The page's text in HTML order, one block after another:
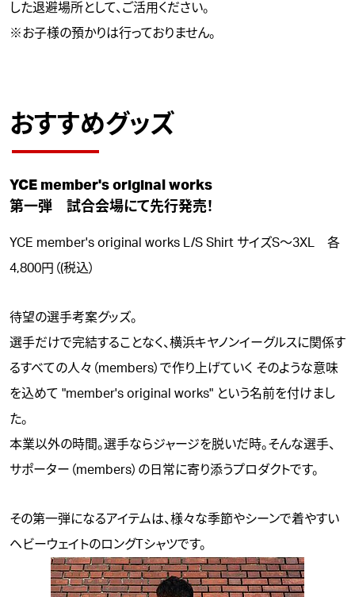
した退避場所として、ご活用ください。
※お子様の預かりは行っておりません。
おすすめグッズ
YCE member's original works
第一弾 試合会場にて先行発売！
YCE member's original works L/S Shirt サイズS～3XL 各
4,800円（(税込）
待望の選手考案グッズ。
選手だけで完結することなく、横浜キヤノンイーグルスに関係す
るすべての人々（members）で作り上げていく そのような意味
を込めて "member's original works" という名前を付けまし
た。
本業以外の時間。選手ならジャージを脱いだ時。そんな選手、
サポーター（members）の日常に寄り添うプロダクトです。
その第一弾になるアイテムは、様々な季節やシーンで着やすい
ヘビーウェイトのロングTシャツです。